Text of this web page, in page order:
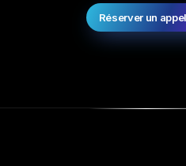
Réserver un